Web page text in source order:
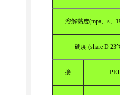
溶解黏度(mpa、s、
硬度 (share D
接 PET